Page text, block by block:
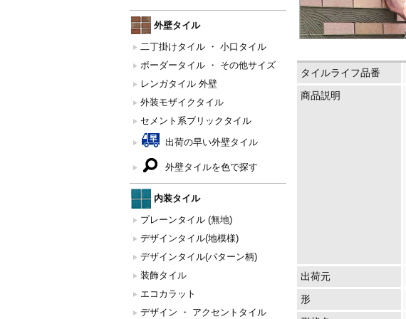
外壁タイル
二丁掛けタイル ・ 小口タイル
ボーダータイル ・ その他サイズ
レンガタイル 外壁
外装モザイクタイル
セメント系ブリックタイル
出荷の早い外壁タイル
外壁タイルを色で探す
内装タイル
プレーンタイル (無地)
デザインタイル(地模様)
デザインタイル(パターン柄)
装飾タイル
エコカラット
デザイン ・ アクセントタイル
タイルライフ品番
商品説明
出荷元
形